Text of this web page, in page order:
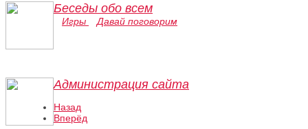
Беседы обо всем
Игры Давай поговорим
Администрация сайта
Назад
Вперёд